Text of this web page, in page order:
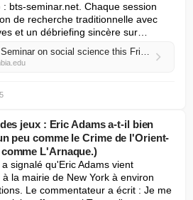
bts-seminar.net. Chaque session
de recherche traditionnelle avec
et un débriefing sincère sur…
Behind-the-Scenes Seminar on social science this Fri 3 Oct
jeux : Eric Adams a-t-il bien
peu comme le Crime de l'Orient-
L'Arnaque.)
signalé qu'Eric Adams vient
la mairie de New York à environ
Le commentateur a écrit : Je me